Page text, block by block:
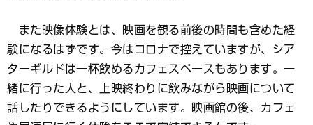
また映像体験とは、映画を観る前後の時間も含めた経
験になるはずです。今はコロナで控えていますが、シア
ターギルドは一杯飲めるカフェスペースもあります。一
緒に行った人と、上映終わりに飲みながら映画について
話したりできるようにしています。映画館の後、カフェ